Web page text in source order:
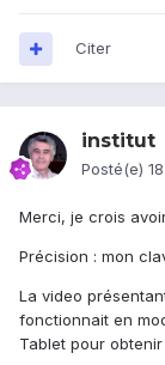
Citer
institut
Posté(e)
Merci, je crois
Précision : mon
La video
fonctionnait en
Tablet pour